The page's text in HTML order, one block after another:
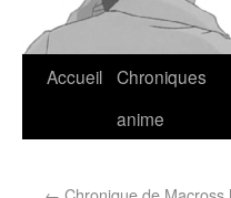
Accueil Chroniques
anime